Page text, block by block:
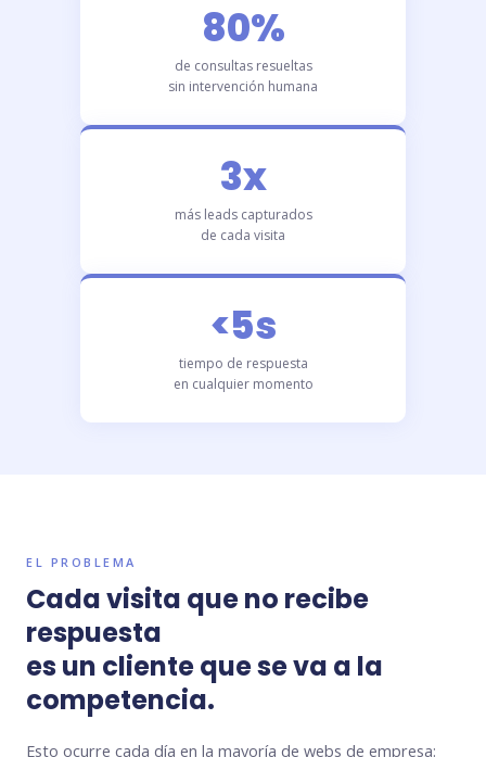
80%
de consultas resueltas
sin intervención humana
3x
más leads capturados
de cada visita
<5s
tiempo de respuesta
en cualquier momento
EL PROBLEMA
Cada visita que no recibe
respuesta
es un cliente que se va a la
competencia.
Esto ocurre cada día en la mayoría de webs de empresa: